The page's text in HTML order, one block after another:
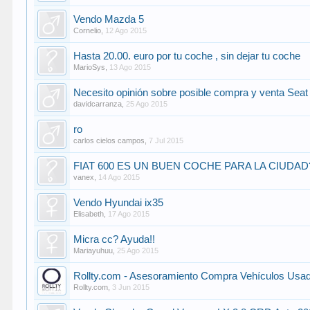
Vendo Mazda 5
Cornelio 12 Ago 2015
Hasta 20.00. euro por tu coche , sin dejar tu coche
MarioSys 13 Ago 2015
Necesito opinión sobre posible compra y venta
davidcarranza 25 Ago 2015
ro
carlos cielos campos 7 Jul 2015
FIAT 600 ES UN BUEN COCHE PARA LA
vanex 14 Ago 2015
Vendo Hyundai ix35
Elisabeth 17 Ago 2015
Micra cc? Ayuda!!
Mariayuhuu 25 Ago 2015
Rollty.com - Asesoramiento Compra Vehículos
Rollty.com 3 Jun 2015